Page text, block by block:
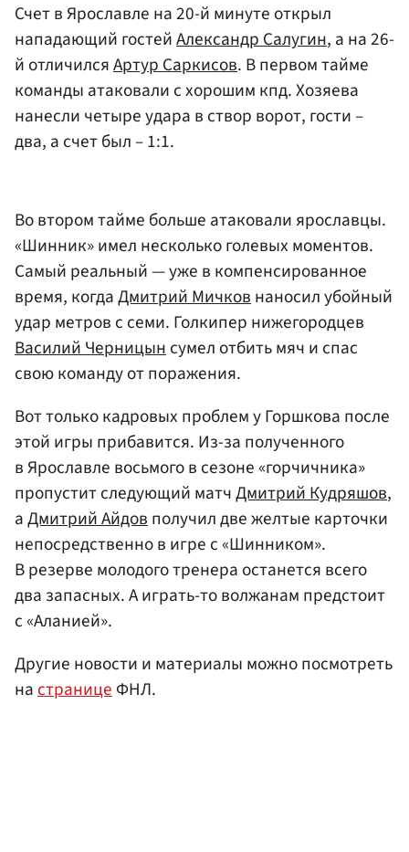
Счет в Ярославле на 20-й минуте открыл
нападающий гостейАлександр Салугин, а на 26-
й отличилсяАртур Саркисов. В первом тайме
команды атаковали с хорошим кпд. Хозяева
нанесли четыре удара в створ ворот, гости –
два, а счет был – 1:1.
Во втором тайме больше атаковали ярославцы.
«Шинник» имел несколько голевых моментов.
Самый реальный — уже в компенсированное
время, когдаДмитрий Мичковнаносил убойный
удар метров с семи. Голкипер нижегородцев
Василий Черницынсумел отбить мяч и спас
свою команду от поражения.
Вот только кадровых проблем у Горшкова после
этой игры прибавится. Из-за полученного
в Ярославле восьмого в сезоне «горчичника»
пропустит следующий матчДмитрий Кудряшов,
аДмитрий Айдовполучил две желтые карточки
непосредственно в игре с «Шинником».
В резерве молодого тренера останется всего
два запасных. А играть-то волжанам предстоит
с «Аланией».
Другие новости и материалы можно посмотреть
настраницеФНЛ.